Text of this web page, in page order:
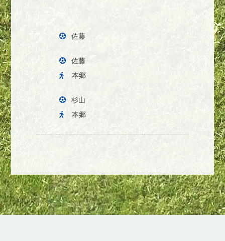
佐藤
佐藤
本郷
杉山
本郷